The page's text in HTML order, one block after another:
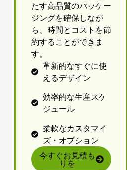
たす高品質のパッケー
ジングを確保しなが
ら、時間とコストを節
約することができま
す。
革新的なすぐに使
えるデザイン
効率的な生産スケ
ジュール
柔軟なカスタマイ
ズ・オプション
今すぐお見積も
りを